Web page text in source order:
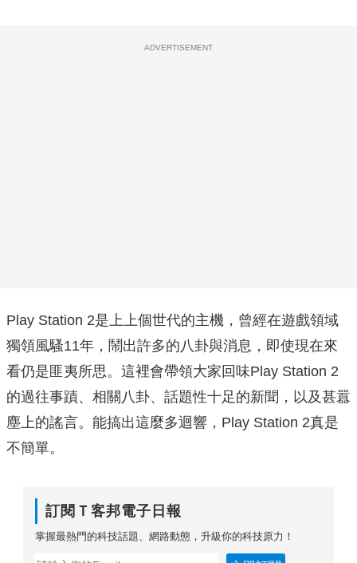
ADVERTISEMENT
Play Station 2是上上個世代的主機，曾經在遊戲領域
獨領風騷11年，鬧出許多的八卦與消息，即使現在來
看仍是匪夷所思。這裡會帶領大家回味Play Station 2
的過往事蹟、相關八卦、話題性十足的新聞，以及甚囂
塵上的謠言。能搞出這麼多迴響，Play Station 2真是
不簡單。
訂閱Ｔ客邦電子日報
掌握最熱門的科技話題、網路動態，升級你的科技原力！